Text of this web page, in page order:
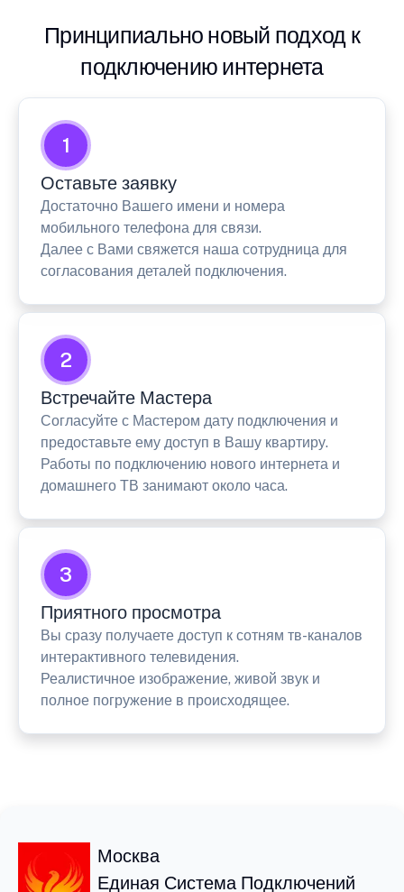
Принципиально новый подход к
подключению интернета
1
Оставьте заявку
Достаточно Вашего имени и номера
мобильного телефона для связи.
Далее с Вами свяжется наша сотрудница для
согласования деталей подключения.
2
Встречайте Мастера
Согласуйте с Мастером дату подключения и
предоставьте ему доступ в Вашу квартиру.
Работы по подключению нового интернета и
домашнего ТВ занимают около часа.
3
Приятного просмотра
Вы сразу получаете доступ к сотням тв-каналов
интерактивного телевидения.
Реалистичное изображение, живой звук и
полное погружение в происходящее.
Москва
Единая Система Подключений